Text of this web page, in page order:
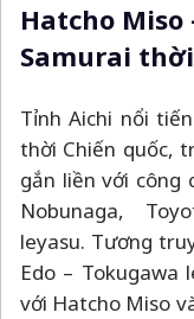
Hatcho Miso
Samurai
Tỉnh Aichi nổi
thời Chiến quốc,
gắn liền với công
Nobunaga,
leyasu. Tương
Edo – Tokugawa
với Hatcho Miso